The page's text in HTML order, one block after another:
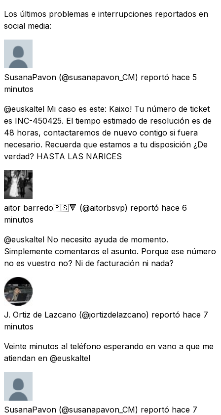
Los últimos problemas e interrupciones reportados en
social media:
SusanaPavon (@susanapavon_CM) reportó hace 5
minutos
@euskaltel Mi caso es este: Kaixo! Tu número de ticket
es INC-450425. El tiempo estimado de resolución es de
48 horas, contactaremos de nuevo contigo si fuera
necesario. Recuerda que estamos a tu disposición ¿De
verdad? HASTA LAS NARICES
aitor barredo🇵🇸🔻 (@aitorbsvp) reportó hace 6
minutos
@euskaltel No necesito ayuda de momento.
Simplemente comentaros el asunto. Porque ese número
no es vuestro no? Ni de facturación ni nada?
J. Ortiz de Lazcano (@jortizdelazcano) reportó hace 7
minutos
Veinte minutos al teléfono esperando en vano a que me
atiendan en @euskaltel
SusanaPavon (@susanapavon_CM) reportó hace 7